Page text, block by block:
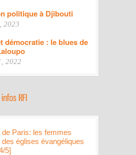
politique à Djibouti
2023
démocratie : le blues de
2022
de Paris: les femmes
églises évangéliques
5]